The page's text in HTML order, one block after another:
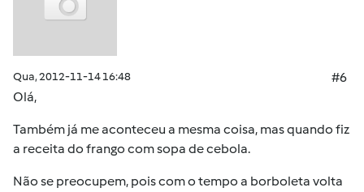
Qua, 2012-11-14 16:48
#6
Olá,
Também já me aconteceu a mesma coisa, mas quando fiz
a receita do frango com sopa de cebola.
Não se preocupem, pois com o tempo a borboleta volta